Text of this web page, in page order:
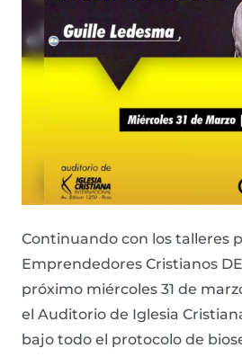
Continuando con los talleres
Emprendedores Cristianos
próximo miércoles 31 de
el Auditorio de Iglesia
bajo todo el protocolo de